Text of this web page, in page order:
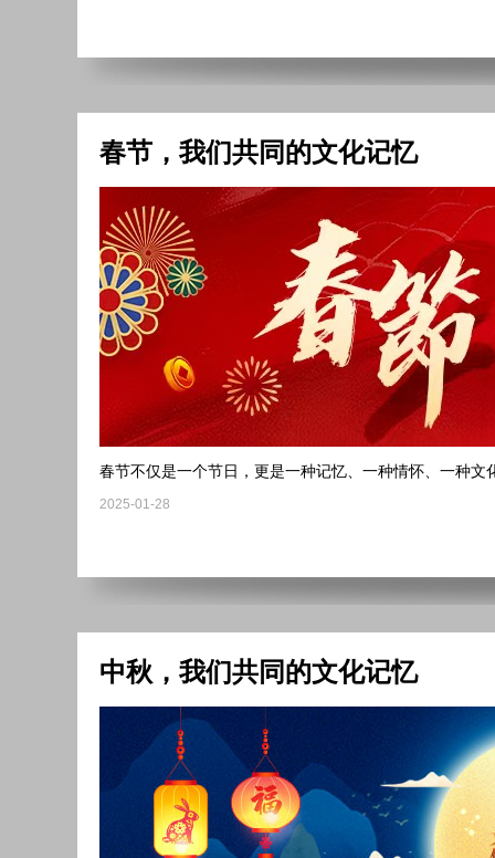
春节，我们共同的文化记忆
春节不仅是一个节日，更是一种记忆、一种情怀、一种
2025-01-28
中秋，我们共同的文化记忆